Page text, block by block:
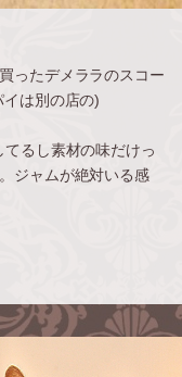
ったデメララのスコー
は別の店の)
るし素材の味だけっ
ジャムが絶対いる感